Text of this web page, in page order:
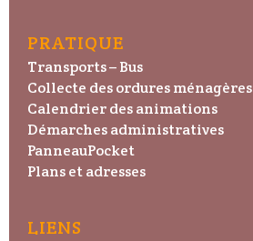
PRATIQUE
Transports – Bus
Collecte des ordures ménagères
Calendrier des animations
Démarches administratives
PanneauPocket
Plans et adresses
LIENS